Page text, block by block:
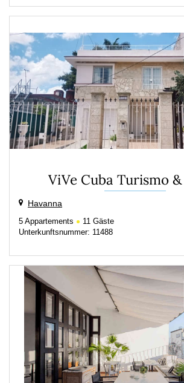
ViVe Cuba Turismo
Havanna
5 Appartements 11 Gäste
Unterkunftsnummer: 11488